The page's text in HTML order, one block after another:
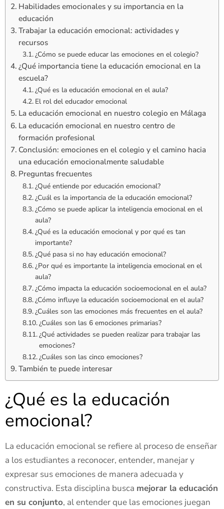
Habilidades emocionales y su importancia en la
educación
Trabajar la educación emocional: actividades y
recursos
¿Cómo se puede educar las emociones en el colegio?
¿Qué importancia tiene la educación emocional en la
escuela?
¿Qué es la educación emocional en el aula?
El rol del educador emocional
La educación emocional en nuestro colegio en Málaga
La educación emocional en nuestro centro de
formación profesional
Conclusión: emociones en el colegio y el camino hacia
una educación emocionalmente saludable
Preguntas frecuentes
¿Qué entiende por educación emocional?
¿Cuál es la importancia de la educación emocional?
¿Cómo se puede aplicar la inteligencia emocional en el
aula?
¿Qué es la educación emocional y por qué es tan
importante?
¿Qué pasa si no hay educación emocional?
¿Por qué es importante la inteligencia emocional en el
aula?
¿Cómo impacta la educación socioemocional en el aula?
¿Cómo influye la educación socioemocional en el aula?
¿Cuáles son las emociones más frecuentes en el aula?
¿Cuáles son las 6 emociones primarias?
¿Qué actividades se pueden realizar para trabajar las
emociones?
¿Cuáles son las cinco emociones?
También te puede interesar
¿Qué es la educación
emocional?
La educación emocional se refiere al proceso de enseñar
a los estudiantes a reconocer, entender, manejar y
expresar sus emociones de manera adecuada y
constructiva. Esta disciplina busca mejorar la educación
en su conjunto, al entender que las emociones juegan